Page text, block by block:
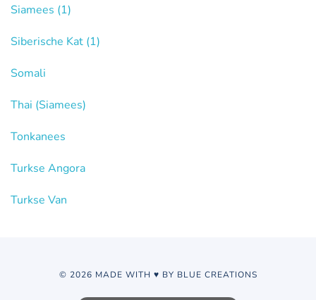
Siamees (1)
Siberische Kat (1)
Somali
Thai (Siamees)
Tonkanees
Turkse Angora
Turkse Van
© 2026 MADE WITH ♥ BY BLUE CREATIONS